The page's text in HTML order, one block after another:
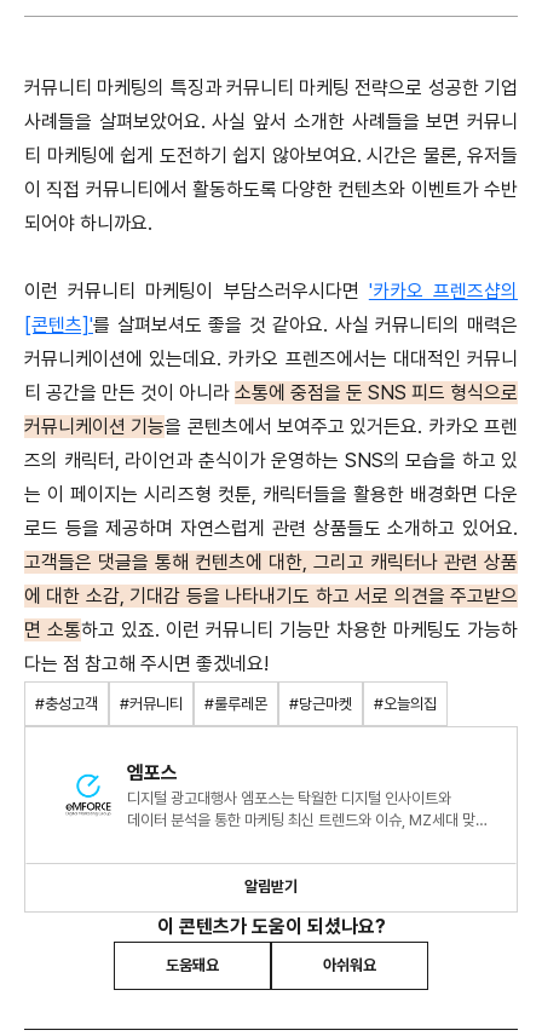
커뮤니티 마케팅의 특징과 커뮤니티 마케팅 전략으로 성공한 기업
사례들을 살펴보았어요. 사실 앞서 소개한 사례들을 보면 커뮤니
티 마케팅에 쉽게 도전하기 쉽지 않아보여요. 시간은 물론, 유저들
이 직접 커뮤니티에서 활동하도록 다양한 컨텐츠와 이벤트가 수반
되어야 하니까요.
이런 커뮤니티 마케팅이 부담스러우시다면 '카카오 프렌즈샵의
[콘텐츠]'를 살펴보셔도 좋을 것 같아요. 사실 커뮤니티의 매력은
커뮤니케이션에 있는데요. 카카오 프렌즈에서는 대대적인 커뮤니
티 공간을 만든 것이 아니라 소통에 중점을 둔 SNS 피드 형식으로
커뮤니케이션 기능을 콘텐츠에서 보여주고 있거든요. 카카오 프렌
즈의 캐릭터, 라이언과 춘식이가 운영하는 SNS의 모습을 하고 있
는 이 페이지는 시리즈형 컷툰, 캐릭터들을 활용한 배경화면 다운
로드 등을 제공하며 자연스럽게 관련 상품들도 소개하고 있어요.
고객들은 댓글을 통해 컨텐츠에 대한, 그리고 캐릭터나 관련 상품
에 대한 소감, 기대감 등을 나타내기도 하고 서로 의견을 주고받으
면 소통하고 있죠. 이런 커뮤니티 기능만 차용한 마케팅도 가능하
다는 점 참고해 주시면 좋겠네요!
#충성고객 #커뮤니티 #룰루레몬 #당근마켓 #오늘의집
엠포스
디지털 광고대행사 엠포스는 탁월한 디지털 인사이트와
데이터 분석을 통한 마케팅 최신 트렌드와 이슈, MZ세대 맞춤
알림받기
이 콘텐츠가 도움이 되셨나요?
도움돼요 아쉬워요